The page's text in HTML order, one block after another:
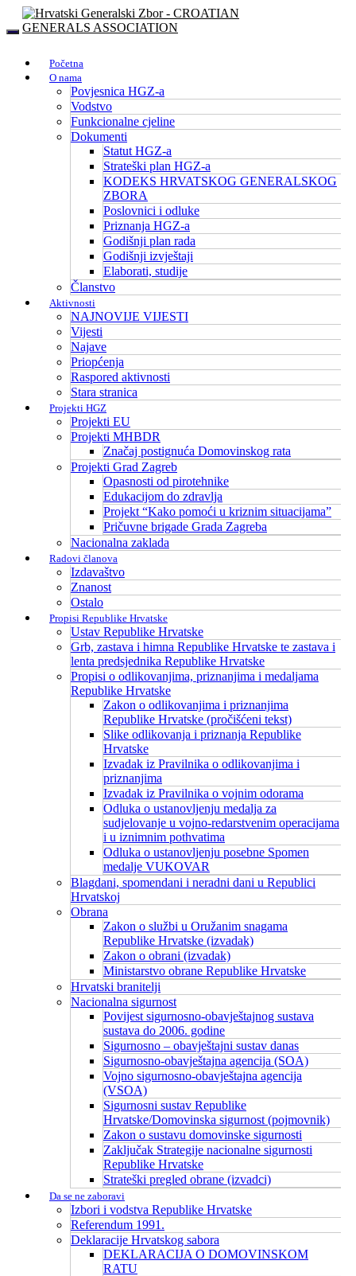
Početna
O nama
Povjesnica HGZ-a
Vodstvo
Funkcionalne cjeline
Dokumenti
Statut HGZ-a
Strateški plan HGZ-a
KODEKS HRVATSKOG GENERALSKOG
ZBORA
Poslovnici i odluke
Priznanja HGZ-a
Godišnji plan rada
Godišnji izvještaji
Elaborati, studije
Članstvo
Aktivnosti
NAJNOVIJE VIJESTI
Vijesti
Najave
Priopćenja
Raspored aktivnosti
Stara stranica
Projekti HGZ
Projekti EU
Projekti MHBDR
Značaj postignuća Domovinskog rata
Projekti Grad Zagreb
Opasnosti od pirotehnike
Edukacijom do zdravlja
Projekt “Kako pomoći u kriznim situacijama”
Pričuvne brigade Grada Zagreba
Nacionalna zaklada
Radovi članova
Izdavaštvo
Znanost
Ostalo
Propisi Republike Hrvatske
Ustav Republike Hrvatske
Grb, zastava i himna Republike Hrvatske te zastava i
lenta predsjednika Republike Hrvatske
Propisi o odlikovanjima, priznanjima i medaljama
Republike Hrvatske
Zakon o odlikovanjima i priznanjima
Republike Hrvatske (pročišćeni tekst)
Slike odlikovanja i priznanja Republike
Hrvatske
Izvadak iz Pravilnika o odlikovanjima i
priznanjima
Izvadak iz Pravilnika o vojnim odorama
Odluka o ustanovljenju medalja za
sudjelovanje u vojno-redarstvenim operacijama
i u iznimnim pothvatima
Odluka o ustanovljenju posebne Spomen
medalje VUKOVAR
Blagdani, spomendani i neradni dani u Republici
Hrvatskoj
Obrana
Zakon o službi u Oružanim snagama
Republike Hrvatske (izvadak)
Zakon o obrani (izvadak)
Ministarstvo obrane Republike Hrvatske
Hrvatski branitelji
Nacionalna sigurnost
Povijest sigurnosno-obavještajnog sustava
sustava do 2006. godine
Sigurnosno – obavještajni sustav danas
Sigurnosno-obavještajna agencija (SOA)
Vojno sigurnosno-obavještajna agencija
(VSOA)
Sigurnosni sustav Republike
Hrvatske/Domovinska sigurnost (pojmovnik)
Zakon o sustavu domovinske sigurnosti
Zaključak Strategije nacionalne sigurnosti
Republike Hrvatske
Strateški pregled obrane (izvadci)
Da se ne zaboravi
Izbori i vodstva Republike Hrvatske
Referendum 1991.
Deklaracije Hrvatskog sabora
DEKLARACIJA O DOMOVINSKOM
RATU